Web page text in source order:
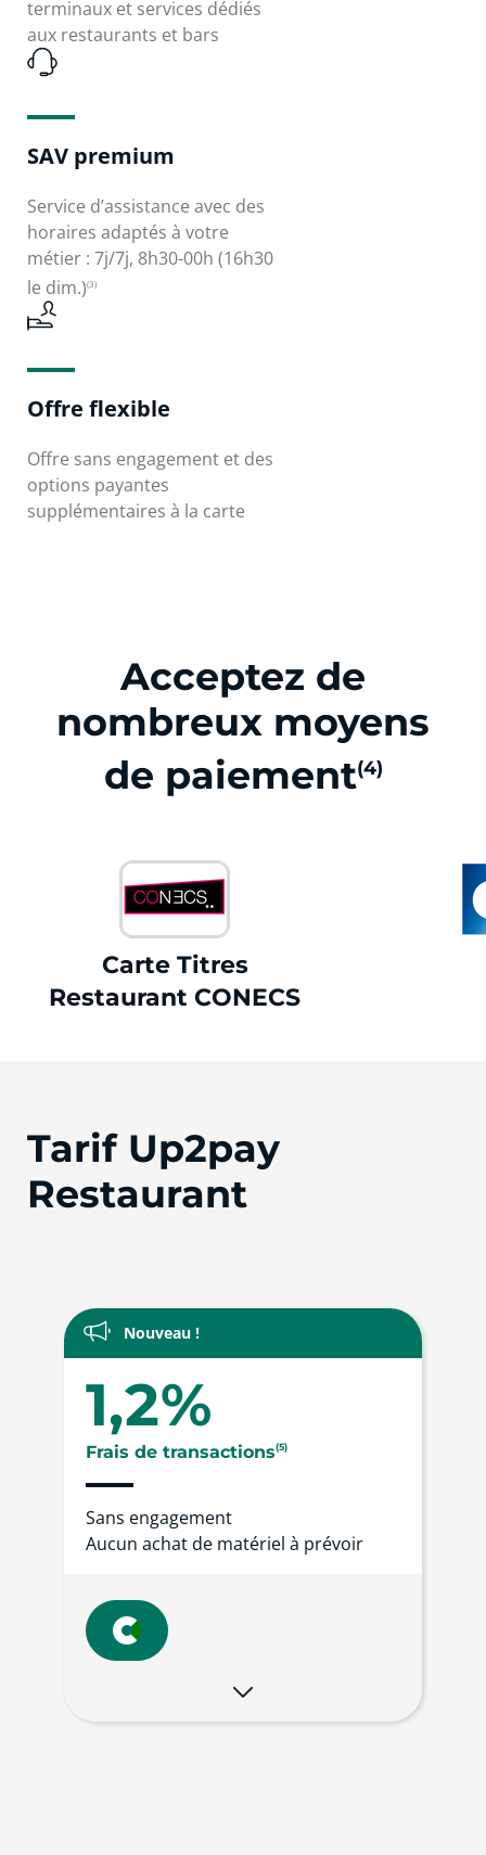
terminaux et services dédiés
aux restaurants et bars
SAV premium
Service d’assistance avec des
horaires adaptés à votre
métier : 7j/7j, 8h30-00h (16h30
le dim.)(3)
Offre flexible
Offre sans engagement et des
options payantes
supplémentaires à la carte
Acceptez de
nombreux moyens
de paiement(4)
Carte Titres
Restaurant CONECS
Tarif Up2pay
Restaurant
Nouveau !
1,2%
Frais de transactions(5)
Sans engagement
Aucun achat de matériel à prévoir